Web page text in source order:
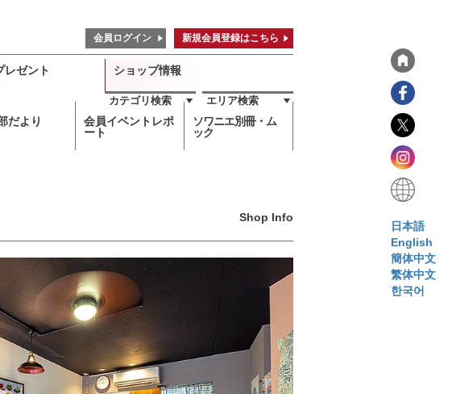
会員ログイン 新規会員登録はこちら
レゼント ショップ情報
カテゴリ検索 エリア検索
だより
会員イベントレポ
ート
ソワニエ別冊・ム
ック
Shop Info
日本語
English
簡体中文
繁体中文
한국어